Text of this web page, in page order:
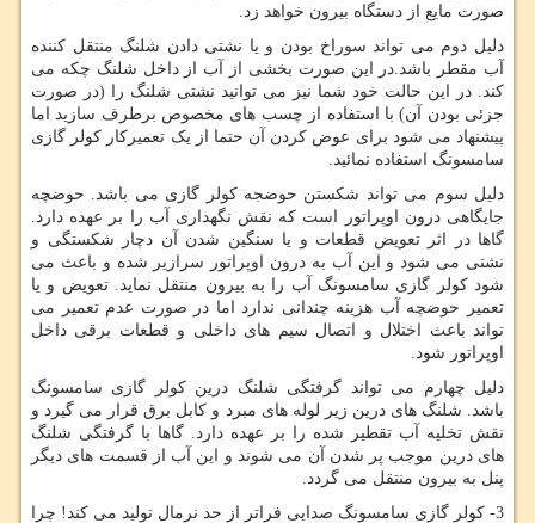
صورت مایع از دستگاه بیرون خواهد زد.
دلیل دوم می تواند سوراخ بودن و یا نشتی دادن شلنگ منتقل کننده
آب مقطر باشد.در این صورت بخشی از آب از داخل شلنگ چکه می
کند. در این حالت خود شما نیز می توانید نشتی شلنگ را (در صورت
جزئی بودن آن) با استفاده از چسب های مخصوص برطرف سازید اما
پیشنهاد می شود برای عوض کردن آن حتما از یک تعمیرکار کولر گازی
سامسونگ استفاده نمائید.
دلیل سوم می تواند شکستن حوضجه کولر گازی می باشد. حوضچه
جایگاهی درون اوپراتور است که نقش نگهداری آب را بر عهده دارد.
گاها در اثر تعویض قطعات و یا سنگین شدن آن دچار شکستگی و
نشتی می شود و این آب به درون اوپراتور سرازیر شده و باعث می
شود کولر گازی سامسونگ آب را به بیرون منتقل نماید. تعویض و یا
تعمیر حوضچه آب هزینه چندانی ندارد اما در صورت عدم تعمیر می
تواند باعث اختلال و اتصال سیم های داخلی و قطعات برقی داخل
اوپراتور شود.
دلیل چهارم می تواند گرفتگی شلنگ درین کولر گازی سامسونگ
باشد. شلنگ های درین زیر لوله های مبرد و کابل برق قرار می گیرد و
نقش تخلیه آب تقطیر شده را بر عهده دارد. گاها با گرفتگی شلنگ
های درین موجب پر شدن آن می شوند و این آب از قسمت های دیگر
پنل به بیرون منتقل می گردد.
3- کولر گازی سامسونگ صدایی فراتر از حد نرمال تولید می کند! چرا